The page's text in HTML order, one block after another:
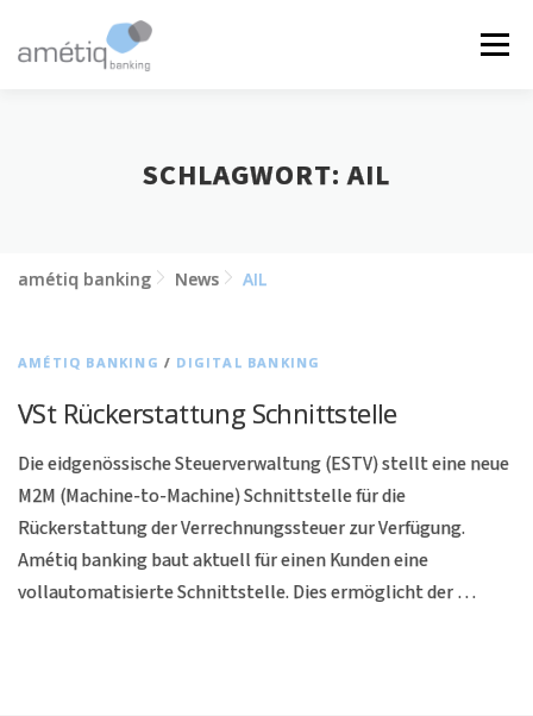
springen
Menü
SCHLAGWORT:AIL
amétiq banking News AIL
AMÉTIQ BANKING / DIGITAL BANKING
VSt Rückerstattung Schnittstelle
Die eidgenössische Steuerverwaltung (ESTV) stellt eine neue
M2M (Machine-to-Machine) Schnittstelle für die
Rückerstattung der Verrechnungssteuer zur Verfügung.
Amétiq banking baut aktuell für einen Kunden eine
vollautomatisierte Schnittstelle. Dies ermöglicht der …